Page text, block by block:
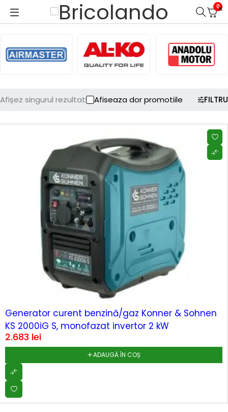
0
FILTRU
Afișez singurul rezultat Afiseaza dor promotiile
Generator curent benzină/gaz Konner & Sohnen
KS 2000iG S, monofazat invertor 2 kW
2.683 lei
ADAUGĂ ÎN COȘ